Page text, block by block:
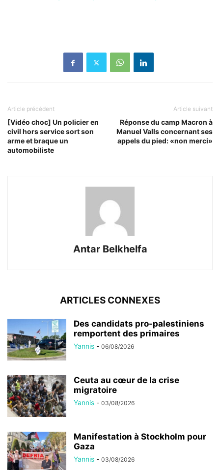
Article précédent
[Vidéo choc] Un policier en
civil hors service sort son
arme et braque un
automobiliste
Article suivant
Réponse du camp Macron à
Manuel Valls concernant ses
appels du pied: «non merci»
Antar Belkhelfa
ARTICLES CONNEXES
Des candidats pro-palestiniens
remportent des primaires
Yannis - 06/08/2026
Ceuta au cœur de la crise
migratoire
Yannis - 03/08/2026
Manifestation à Stockholm pour
Gaza
Yannis - 03/08/2026